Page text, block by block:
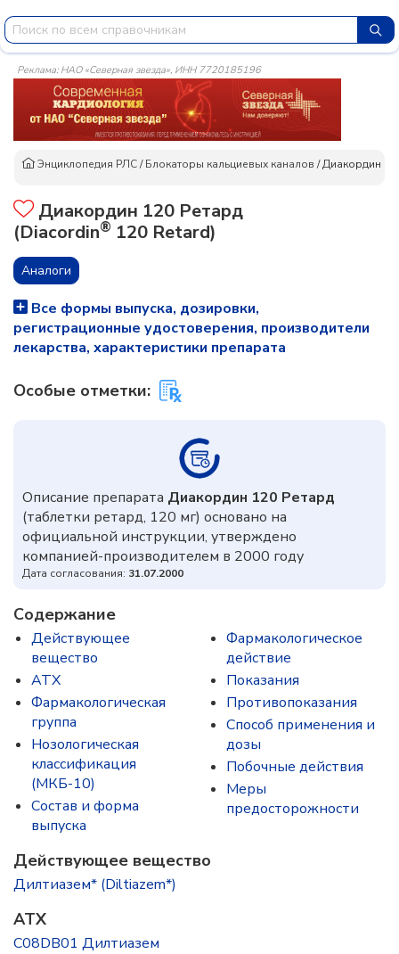
Реклама: НАО «Северная звезда», ИНН 7720185196
Энциклопедия РЛС/Блокаторы кальциевых каналов /Диакордин
Диакордин 120 Ретард
(Diacordin® 120 Retard)
Аналоги
Все формы выпуска, дозировки,
регистрационные удостоверения, производители
лекарства, характеристики препарата
Особые отметки:
Описание препарата Диакордин 120 Ретард
(таблетки ретард, 120 мг) основано на
официальной инструкции, утверждено
компанией-производителем в 2000 году
Дата согласования: 31.07.2000
Содержание
Действующее
вещество
ATX
Фармакологическая
группа
Нозологическая
классификация
(МКБ-10)
Состав и форма
выпускa
Фармакологическое
действие
Показания
Противопоказания
Способ применения и
дозы
Побочные действия
Меры
предосторожности
Действующее вещество
Дилтиазем* (Diltiazem*)
ATX
C08DB01 Дилтиазем